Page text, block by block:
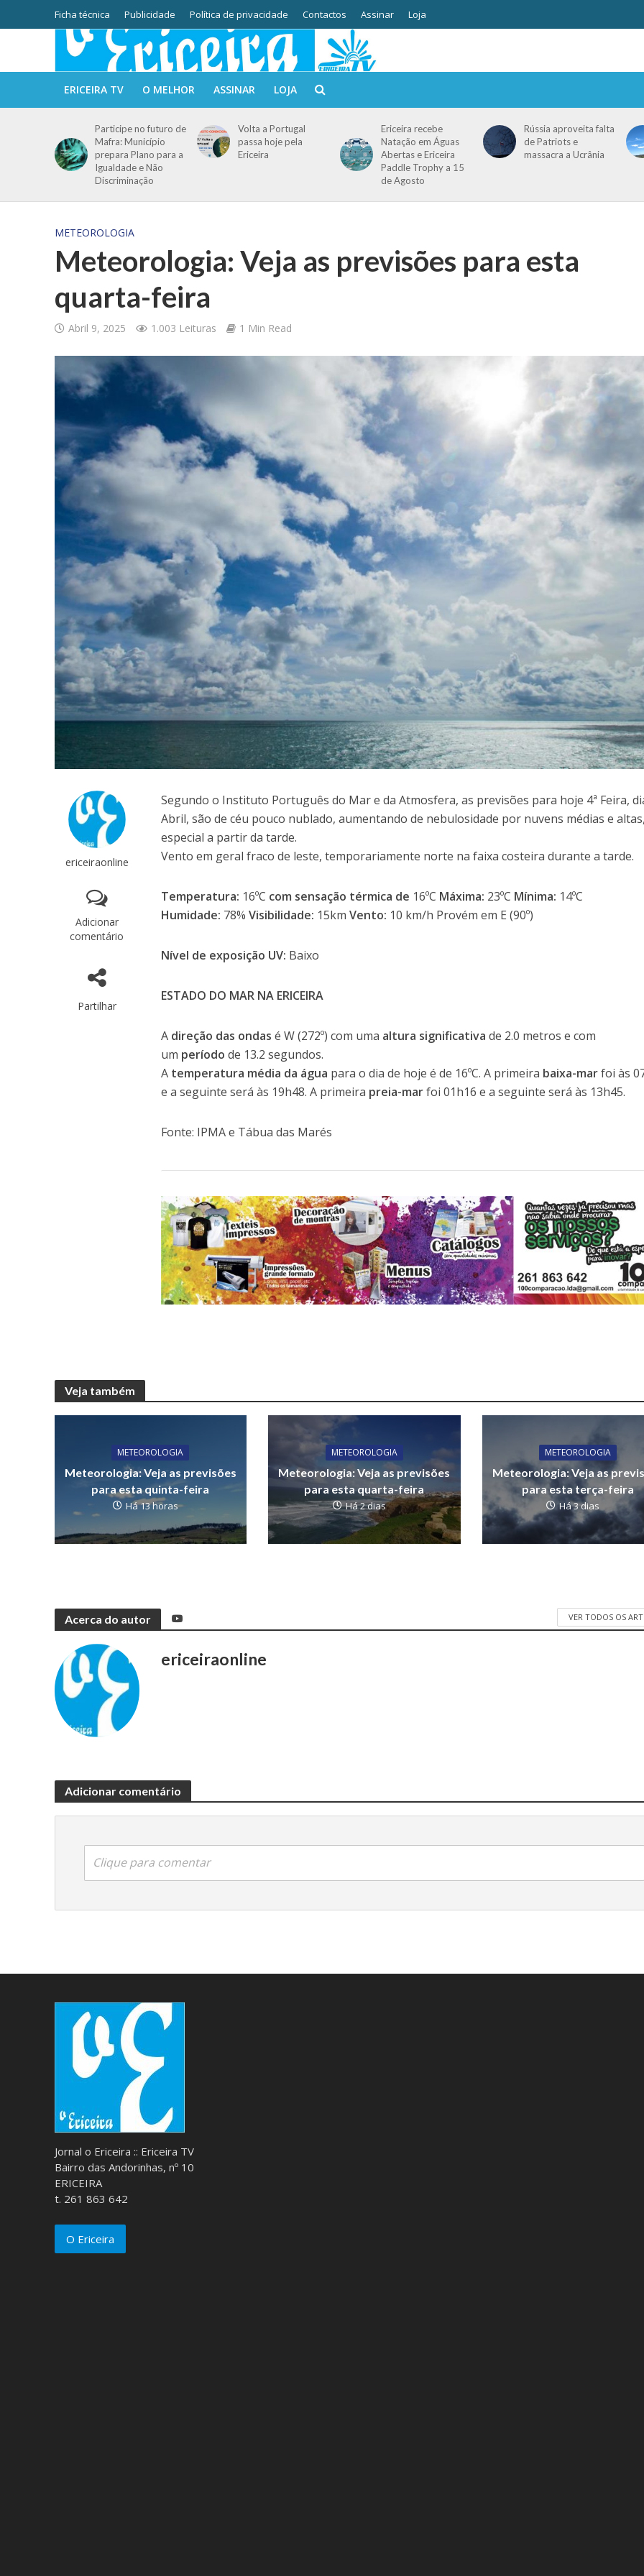
Ficha técnica Publicidade Política de privacidade Contactos Assinar Loja
ERICEIRA TV O MELHOR ASSINAR LOJA
Participe no futuro de
Mafra: Município
prepara Plano para a
Igualdade e Não
Discriminação
Volta a Portugal
passa hoje pela
Ericeira
Ericeira recebe
Natação em Águas
Abertas e Ericeira
Paddle Trophy a 15
de Agosto
Rússia aproveita falta
de Patriots e
massacra a Ucrânia
METEOROLOGIA
Meteorologia: Veja as previsões para esta
quarta-feira
Abril 9, 2025 1.003 Leituras 1 Min Read
ericeiraonline
Adicionar
comentário
Partilhar
Segundo o Instituto Português do Mar e da Atmosfera, as previsões para hoje 4ª Feira,
Abril, são de céu pouco nublado, aumentando de nebulosidade por nuvens médias e
especial a partir da tarde.
Vento em geral fraco de leste, temporariamente norte na faixa costeira durante a tarde.
Temperatura: 16ºC com sensação térmica de 16ºC Máxima: 23ºC Mínima: 14ºC
Humidade: 78%Visibilidade: 15km Vento: 10 km/h Provém em E (90º)
Nível de exposição UV: Baixo
ESTADO DO MAR NA ERICEIRA
A direção das ondasé W (272º) com uma altura significativade 2.0 metros e com
um períodode 13.2 segundos.
A temperatura média da água para o dia de hoje é de 16ºC. A primeira baixa-marfoi às
e a seguinte será às 19h48. A primeira preia-marfoi 01h16 e a seguinte será às 13h45.
Fonte: IPMA e Tábua das Marés
Veja também
METEOROLOGIA
Meteorologia: Veja as previsões
para esta quinta-feira
Há 13 horas
METEOROLOGIA
Meteorologia: Veja as previsões
para esta quarta-feira
Há 2 dias
METEOROLOGIA
Meteorologia: Veja as
para esta terça-feira
Há 3 dias
Acerca do autor VER TODOS OS
ericeiraonline
Adicionar comentário
Clique para comentar
Jornal o Ericeira :: Ericeira TV
Bairro das Andorinhas, nº 10
ERICEIRA
t. 261 863 642
O Ericeira